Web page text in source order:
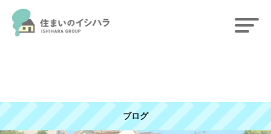
ブログ